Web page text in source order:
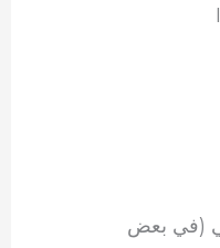
(في بعض